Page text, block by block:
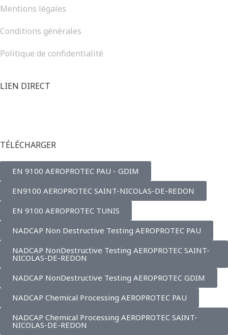
Mentions légales
Conditions générales
Politique de confidentialité
LIEN DIRECT
TÉLÉCHARGER
EN 9100 AEROPROTEC PAU - GDIM
EN9100 AEROPROTEC SAINT-NICOLAS-DE-REDON
EN 9100 AEROPROTEC TUNIS
NADCAP Non Destructive Testing AEROPROTEC PAU
NADCAP NonDestructive Testing AEROPROTEC SAINT-
NICOLAS-DE-REDON
NADCAP NonDestructive Testing AEROPROTEC GDIM
NADCAP Chemical Processing AEROPROTEC PAU
NADCAP Chemical Processing AEROPROTEC SAINT-
NICOLAS-DE-REDON